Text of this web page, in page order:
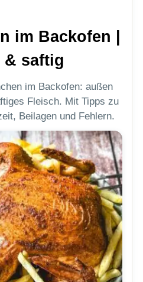
im Backofen |
& saftig
im Backofen: außen
Fleisch. Mit Tipps zu
Beilagen und Fehlern.